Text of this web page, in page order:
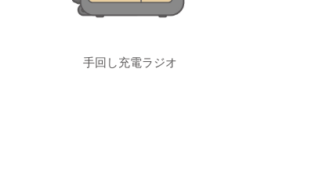
手回し充電ラジオ